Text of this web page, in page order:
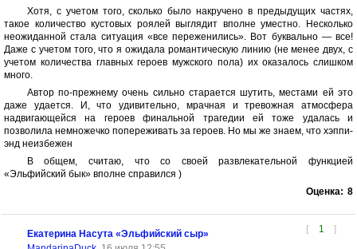
Хотя, с учетом того, сколько было накручено в предыдущих частях,
такое количество кустовых роялей выглядит вполне уместно. Несколько
неожиданной стала ситуация «все переженились». Вот буквально — все!
Даже с учетом того, что я ожидала романтическую линию (не менее двух, с
учетом количества главных героев мужского пола) их оказалось слишком
много.
Автор по-прежнему очень сильно старается шутить, местами ей это
даже удается. И, что удивительно, мрачная и тревожная атмосфера
надвигающейся на героев финальной трагедии ей тоже удалась и
позволила немножечко попереживать за героев. Но мы же знаем, что хэппи-
энд неизбежен
В общем, считаю, что со своей развлекательной функцией
«Эльфийский бык» вполне справился )
Оценка: 8
[ 1 ]
Екатерина Насута «Эльфийский сыр»